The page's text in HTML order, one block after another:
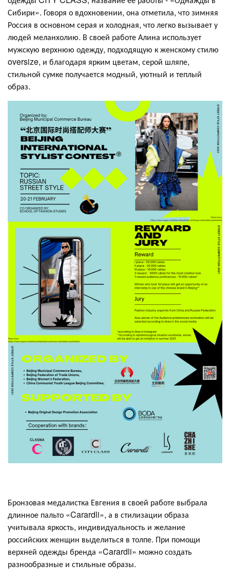
Сибири». Говоря о вдохновении, она отметила, что зимняя
Россия в основном серая и холодная, что легко вызывает у
людей меланхолию. В своей работе Алина использует
мужскую верхнюю одежду, подходящую к женскому стилю
oversize, и благодаря ярким цветам, серой шляпе,
стильной сумке получается модный, уютный и теплый
образ.
Бронзовая медалистка Евгения в своей работе выбрала
длинное пальто «Carardli», а в стилизации образа
учитывала яркость, индивидуальность и желание
российских женщин выделиться в толпе. При помощи
верхней одежды бренда «Carardli» можно создать
разнообразные и стильные образы.